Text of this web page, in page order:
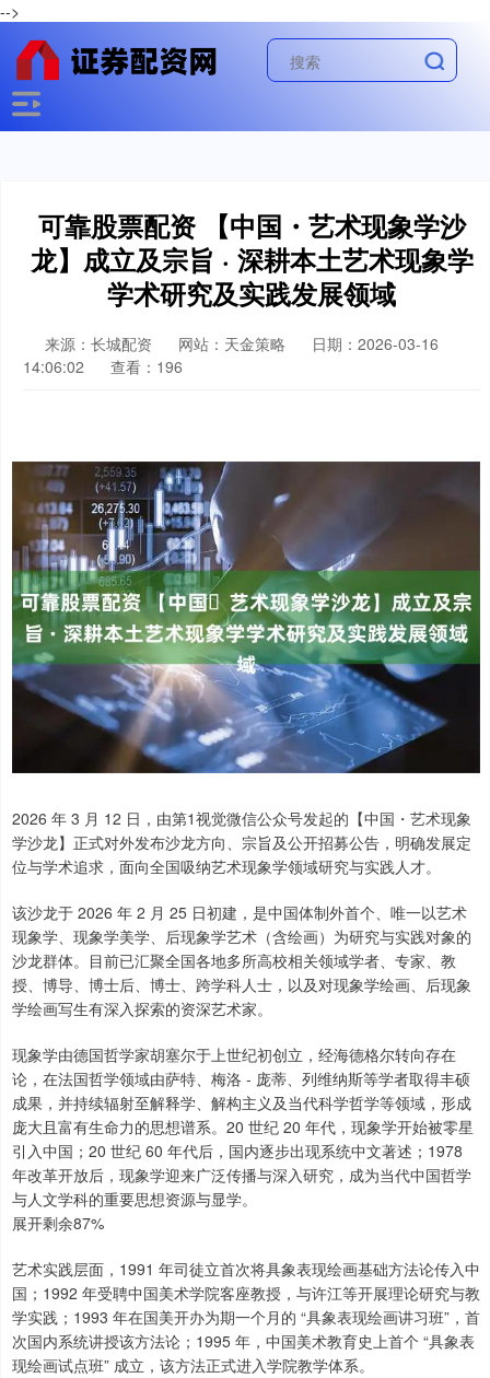
-->
可靠股票配资 【中国・艺术现象学沙
龙】成立及宗旨 · 深耕本土艺术现象学
学术研究及实践发展领域
来源：长城配资 网站：天金策略
日期：2026-03-16
14:06:02
查看：196
2026 年 3 月 12 日，由第1视觉微信公众号发起的【中国・艺术现象
学沙龙】正式对外发布沙龙方向、宗旨及公开招募公告，明确发展定
位与学术追求，面向全国吸纳艺术现象学领域研究与实践人才。
该沙龙于 2026 年 2 月 25 日初建，是中国体制外首个、唯一以艺术
现象学、现象学美学、后现象学艺术（含绘画）为研究与实践对象的
沙龙群体。目前已汇聚全国各地多所高校相关领域学者、专家、教
授、博导、博士后、博士、跨学科人士，以及对现象学绘画、后现象
学绘画写生有深入探索的资深艺术家。
现象学由德国哲学家胡塞尔于上世纪初创立，经海德格尔转向存在
论，在法国哲学领域由萨特、梅洛 - 庞蒂、列维纳斯等学者取得丰硕
成果，并持续辐射至解释学、解构主义及当代科学哲学等领域，形成
庞大且富有生命力的思想谱系。20 世纪 20 年代，现象学开始被零星
引入中国；20 世纪 60 年代后，国内逐步出现系统中文著述；1978
年改革开放后，现象学迎来广泛传播与深入研究，成为当代中国哲学
与人文学科的重要思想资源与显学。
展开剩余87%
艺术实践层面，1991 年司徒立首次将具象表现绘画基础方法论传入中
国；1992 年受聘中国美术学院客座教授，与许江等开展理论研究与教
学实践；1993 年在国美开办为期一个月的 “具象表现绘画讲习班”，首
次国内系统讲授该方法论；1995 年，中国美术教育史上首个 “具象表
现绘画试点班” 成立，该方法正式进入学院教学体系。